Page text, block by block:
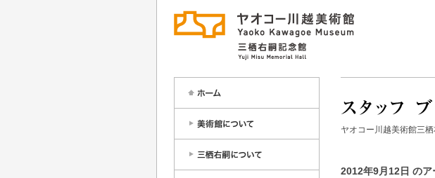
ヤオコー川越美術館三
2012年9月12日 のア